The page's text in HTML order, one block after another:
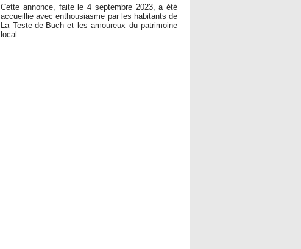
Cette annonce, faite le 4 septembre 2023, a été
accueillie avec enthousiasme par les habitants de
La Teste-de-Buch et les amoureux du patrimoine
local.